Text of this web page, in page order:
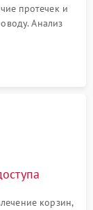
протечек и
Анализ
защиты
корзин,